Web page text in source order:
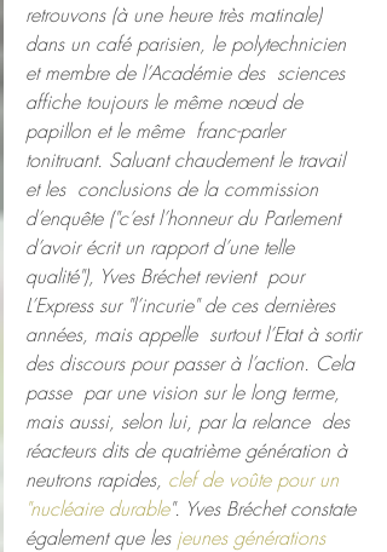
retrouvons (à une heure très matinale)
dans un café parisien, le polytechnicien
et membre de l’Académie des  sciences
affiche toujours le même nœud de
papillon et le même  franc-parler
tonitruant. Saluant chaudement le travail
et les  conclusions de la commission
d’enquête ("c’est l’honneur du Parlement
d’avoir écrit un rapport d’une telle
qualité"), Yves Bréchet revient  pour
L’Express sur "l’incurie" de ces dernières
années, mais appelle  surtout l’Etat à sortir
des discours pour passer à l’action. Cela
passe  par une vision sur le long terme,
mais aussi, selon lui, par la relance  des
réacteurs dits de quatrième génération à
neutrons rapides, clef de voûte pour un
"nucléaire durable". Yves Bréchet constate
également que les jeunes générations